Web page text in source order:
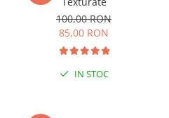
100,00 RON
85,00 RON
IN STOC